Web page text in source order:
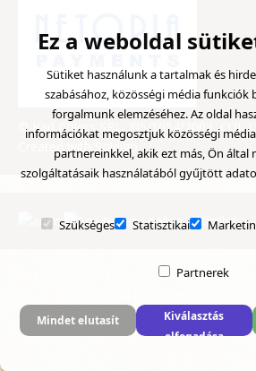
© Kad Colors SRL, J05/1054/2003, CUI:
Created with
Soldigo
Adatvédelmi tájékoztató
Általános
Ez a weboldal
Sütiket használunk a tartalmak és
szabásához, közösségi média funkciók
forgalmunk elemzéséhez. Az oldal
információkat megosztjuk közösségi
partnereinkkel, akik ezt más, Ön
szolgáltatásaik használatából gyűjtött
Szükséges Statisztikai
Partnerek
Mindet elutasít
Kiválasztás
elfogadása